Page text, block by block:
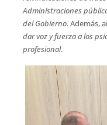
Administraciones
del Gobierno. Además,
dar voz y fuerza a los
profesional.